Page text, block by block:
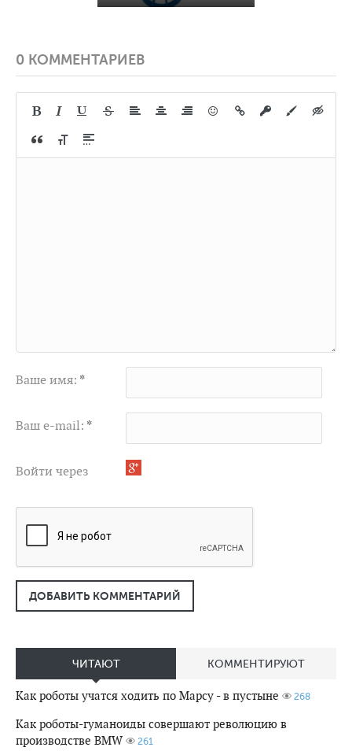
0 КОММЕНТАРИЕВ
Ваше имя: *
Ваш e-mail: *
Войти через
ДОБАВИТЬ КОММЕНТАРИЙ
ЧИТАЮТ КОММЕНТИРУЮТ
Как роботы учатся ходить по Марсу - в пустыне 268
Как роботы-гуманоиды совершают революцию в
производстве BMW
261